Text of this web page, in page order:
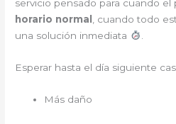
servicio pensado para cuando el
horario normal
, cuando todo
una solución inmediata
Esperar hasta el día siguiente
Más daño